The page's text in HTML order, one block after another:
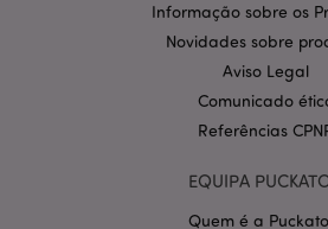
Informação sobre os
Novidades sobre
Aviso Legal
Comunicado
Referências
EQUIPA
Quem é a
Política de